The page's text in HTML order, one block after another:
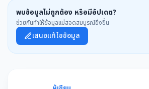
พบข้อมูลไม่ถูกต้อง หรือมีอัปเดต?
ช่วยกันทำให้ข้อมูลแม่สอดสมบูรณ์ยิ่งขึ้น
เสนอแก้ไขข้อมูล